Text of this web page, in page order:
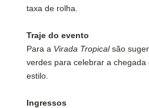
taxa de rolha.
Traje do evento
Para a Virada Tropicalsão
verdes para celebrar a
estilo.
Ingressos